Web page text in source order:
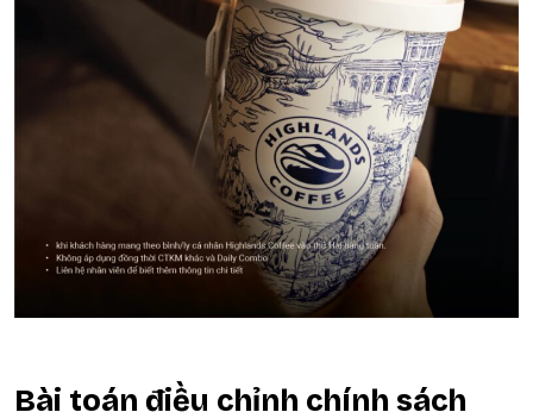
Bài toán điều chỉnh chính sách